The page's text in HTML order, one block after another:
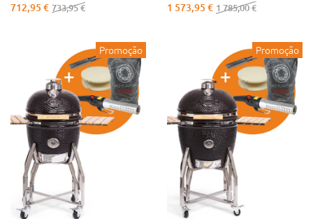
712,95 € 733,95 € 1 573,95 € 1 785,00 €
Promoção Promoção